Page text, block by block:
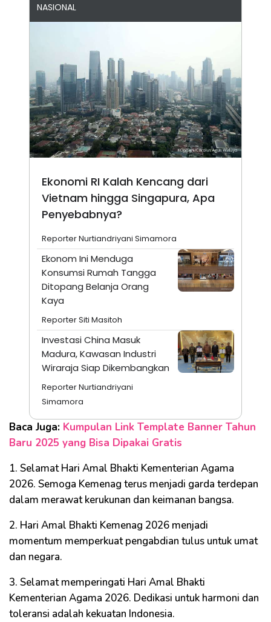
NASIONAL
Ekonomi RI Kalah Kencang dari
Vietnam hingga Singapura, Apa
Penyebabnya?
Reporter Nurtiandriyani Simamora
Ekonom Ini Menduga
Konsumsi Rumah Tangga
Ditopang Belanja Orang
Kaya
Reporter Siti Masitoh
Investasi China Masuk
Madura, Kawasan Industri
Wiraraja Siap Dikembangkan
Reporter Nurtiandriyani
Simamora
Baca Juga: Kumpulan Link Template Banner Tahun
Baru 2025 yang Bisa Dipakai Gratis
1. Selamat Hari Amal Bhakti Kementerian Agama
2026. Semoga Kemenag terus menjadi garda terdepan
dalam merawat kerukunan dan keimanan bangsa.
2. Hari Amal Bhakti Kemenag 2026 menjadi
momentum memperkuat pengabdian tulus untuk umat
dan negara.
3. Selamat memperingati Hari Amal Bhakti
Kementerian Agama 2026. Dedikasi untuk harmoni dan
toleransi adalah kekuatan Indonesia.